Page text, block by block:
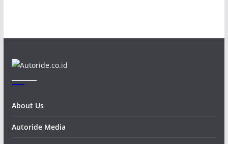
e
About Us
Autoride Media